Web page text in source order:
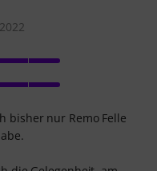
bisher nur Remo Felle